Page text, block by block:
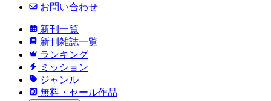
お問い合わせ
新刊一覧
新刊雑誌一覧
ランキング
ミッション
ジャンル
無料・セール作品